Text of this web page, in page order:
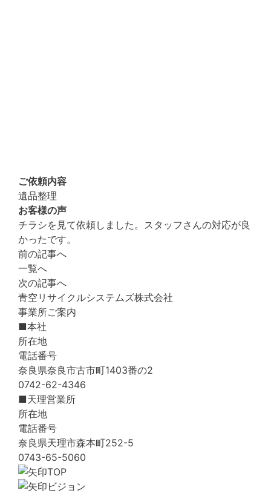
ご依頼内容
遺品整理
お客様の声
チラシを見て依頼しました。スタッフさんの対応が良
かったです。
前の記事へ
一覧へ
次の記事へ
青空リサイクルシステムズ株式会社
事業所ご案内
■本社
所在地
電話番号
奈良県奈良市古市町1403番の2
0742-62-4346
■天理営業所
所在地
電話番号
奈良県天理市森本町252-5
0743-65-5060
TOP
ビジョン